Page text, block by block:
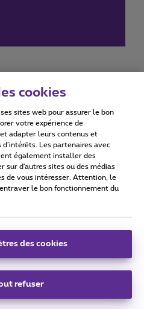
Accessibility statement
Proximus
B-1030 Bruxelles.
cookies
sites web pour assurer le bon
votre expérience de
adapter leurs contenus et
Les partenaires avec
également installer des
sur d'autres sites ou des médias
de vous intéresser. Attention, le
le bon fonctionnement du
des cookies
refuser